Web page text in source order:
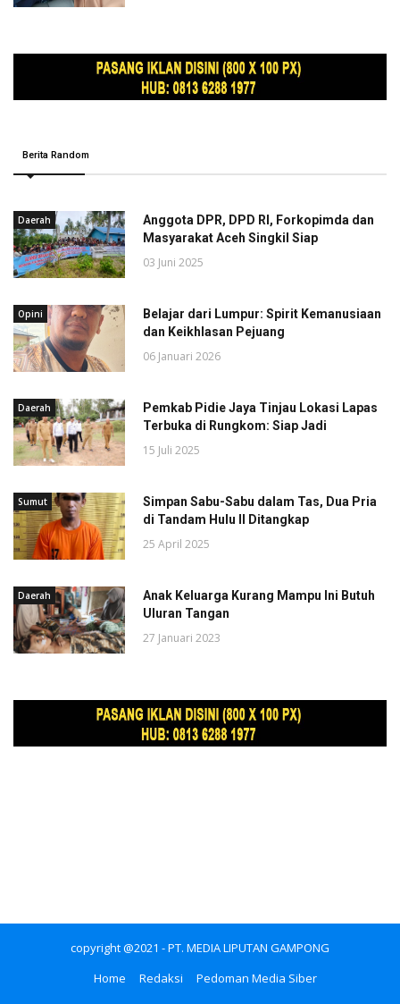
Berita Random
Daerah
Anggota DPR, DPD RI, Forkopimda dan
Masyarakat Aceh Singkil Siap
03 Juni 2025
Opini
Belajar dari Lumpur: Spirit Kemanusiaan
dan Keikhlasan Pejuang
06 Januari 2026
Daerah
Pemkab Pidie Jaya Tinjau Lokasi Lapas
Terbuka di Rungkom: Siap Jadi
15 Juli 2025
Sumut
Simpan Sabu-Sabu dalam Tas, Dua Pria
di Tandam Hulu II Ditangkap
25 April 2025
Daerah
Anak Keluarga Kurang Mampu Ini Butuh
Uluran Tangan
27 Januari 2023
copyright @2021 - PT. MEDIA LIPUTAN GAMPONG
Home
Redaksi Pedoman Media Siber